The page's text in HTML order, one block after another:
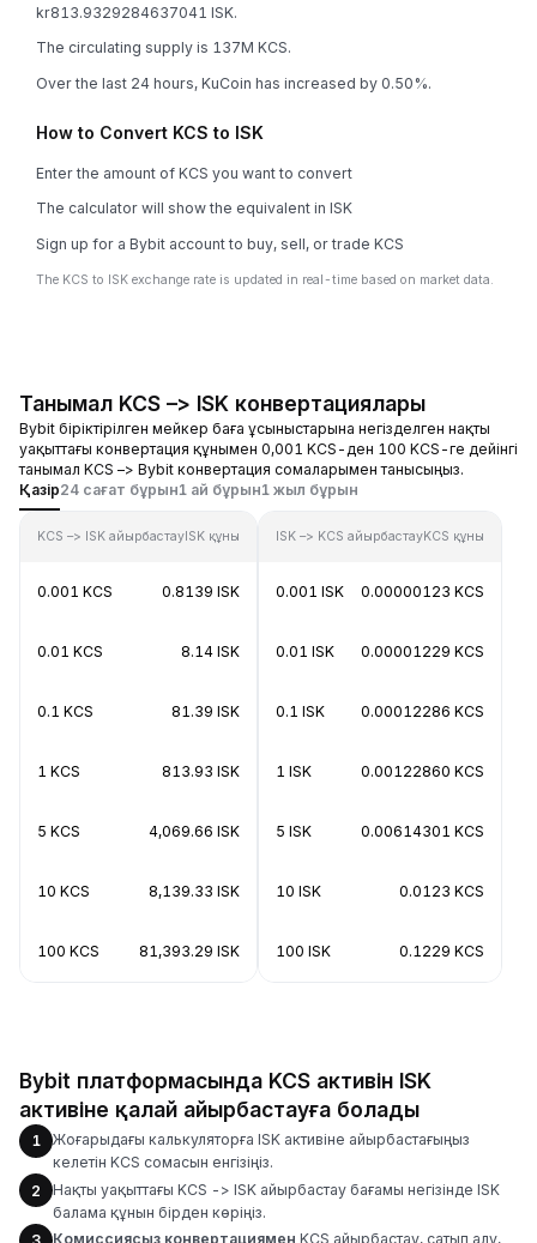
kr813.9329284637041 ISK.
The circulating supply is 137M KCS.
Over the last 24 hours, KuCoin has increased by 0.50%.
How to Convert KCS to ISK
Enter the amount of KCS you want to convert
The calculator will show the equivalent in ISK
Sign up for a Bybit account to buy, sell, or trade KCS
The KCS to ISK exchange rate is updated in real-time based on market data.
Танымал KCS –> ISK конвертациялары
Bybit біріктірілген мейкер баға ұсыныстарына негізделген нақты
уақыттағы конвертация құнымен 0,001 KCS-ден 100 KCS-ге дейінгі
танымал KCS –> Bybit конвертация сомаларымен танысыңыз.
Қазір24 сағат бұрын1 ай бұрын1 жыл бұрын
KCS –> ISK айырбастауISK құны
0.001 KCS 0.8139 ISK
0.01 KCS 8.14 ISK
0.1 KCS 81.39 ISK
1 KCS 813.93 ISK
5 KCS 4,069.66 ISK
10 KCS 8,139.33 ISK
100 KCS 81,393.29 ISK
ISK –> KCS айырбастауKCS құны
0.001 ISK 0.00000123 KCS
0.01 ISK 0.00001229 KCS
0.1 ISK 0.00012286 KCS
1 ISK 0.00122860 KCS
5 ISK 0.00614301 KCS
10 ISK 0.0123 KCS
100 ISK 0.1229 KCS
Bybit платформасында KCS активін ISK
активіне қалай айырбастауға болады
1
Жоғарыдағы калькуляторға ISK активіне айырбастағыңыз
келетін KCS сомасын енгізіңіз.
2
Нақты уақыттағы KCS -> ISK айырбастау бағамы негізінде ISK
балама құнын бірден көріңіз.
Комиссиясыз конвертациямен KCS айырбастау, сатып алу,